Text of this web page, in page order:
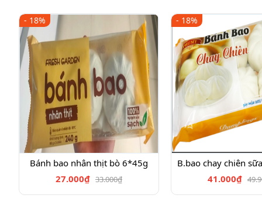
- 18%
Bánh bao nhân thịt bò 6*45g
27.000₫ 33.000₫
- 18%
B.bao chay chiên
41.000₫